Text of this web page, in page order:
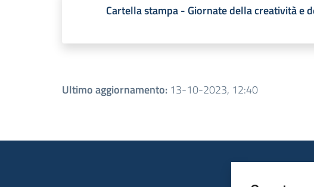
Cartella stampa - Giornate della creatività e
Ultimo aggiornamento: 13-10-2023, 12:40